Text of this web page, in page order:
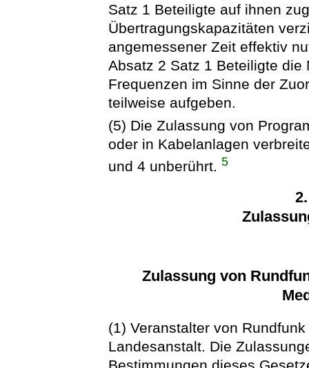
Satz 1 Beteiligte auf ihnen
Übertragungskapazitäten
angemessener Zeit effektiv
Absatz 2 Satz 1 Beteiligte
Frequenzen im Sinne der
teilweise aufgeben.
(5) Die Zulassung von
oder in Kabelanlagen
und 4 unberührt.5
Zulassung von
(1) Veranstalter von
Landesanstalt. Die
Bestimmungen dieses